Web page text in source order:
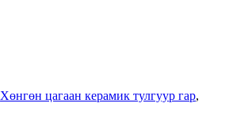
Хөнгөн цагаан керамик тулгуур гар,